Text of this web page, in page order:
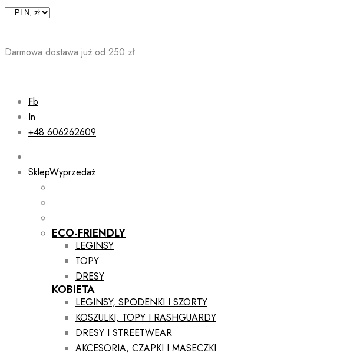
Skip
Darmowa dostawa już od 250 zł
Fb
In
+48 606262609
SklepWyprzedaż
ECO-FRIENDLY
LEGINSY
TOPY
DRESY
KOBIETA
LEGINSY, SPODENKI I SZORTY
KOSZULKI, TOPY I RASHGUARDY
DRESY I STREETWEAR
AKCESORIA, CZAPKI I MASECZKI